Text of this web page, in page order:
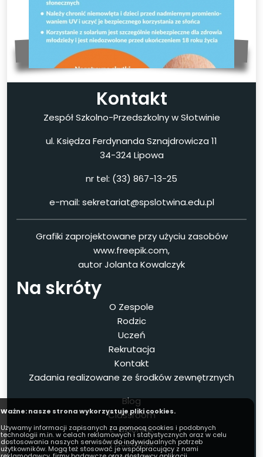
Kontakt
Zespół Szkolno-Przedszkolny w Słotwinie
ul. Księdza Ferdynanda Sznajdrowicza 11
34-324 Lipowa
nr tel: (33) 867-13-25
e-mail: sekretariat@spslotwina.edu.pl
Grafiki zaprojektowane przy użyciu zasobów
www.freepik.com,
autor Jolanta Kowalczyk
Na skróty
O Zespole
Rodzic
Uczeń
Rekrutacja
Kontakt
Zadania realizowane ze środków zewnętrznych
Blog
Classroom
E-dziennik
Facebook
Ważne: nasze strona wykorzystuje pliki cookies.
Używamy informacji zapisanych za pomocą cookies i podobnych
technologii m.in. w celach reklamowych i statystycznych oraz w celu
dostosowania naszych serwisów do indywidualnych potrzeb
użytkowników. Mogą też stosować je współpracujący z nami